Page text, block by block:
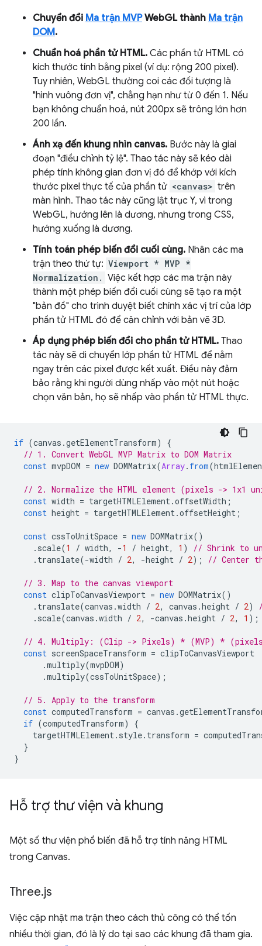
Chuyển đổi Ma trận MVPWebGL thành Ma trận
DOM.
Chuẩn hoá phần tử HTML. Các phần tử HTML có
kích thước tính bằng pixel (ví dụ: rộng 200 pixel).
Tuy nhiên, WebGL thường coi các đối tượng là
"hình vuông đơn vị", chẳng hạn như từ 0 đến 1. Nếu
bạn không chuẩn hoá, nút 200px sẽ trông lớn hơn
200 lần.
Ánh xạ đến khung nhìn canvas. Bước này là giai
đoạn "điều chỉnh tỷ lệ". Thao tác này sẽ kéo dài
phép tính không gian đơn vị đó để khớp với kích
thước pixel thực tế của phần tử <canvas> trên
màn hình. Thao tác này cũng lật trục Y, vì trong
WebGL, hướng lên là dương, nhưng trong CSS,
hướng xuống là dương.
Tính toán phép biến đổi cuối cùng. Nhân các ma
trận theo thứ tự: Viewport * MVP *
Normalization. Việc kết hợp các ma trận này
thành một phép biến đổi cuối cùng sẽ tạo ra một
"bản đồ" cho trình duyệt biết chính xác vị trí của lớp
phần tử HTML đó để căn chỉnh với bản vẽ 3D.
Áp dụng phép biến đổi cho phần tử HTML. Thao
tác này sẽ di chuyển lớp phần tử HTML để nằm
ngay trên các pixel được kết xuất. Điều này đảm
bảo rằng khi người dùng nhấp vào một nút hoặc
chọn văn bản, họ sẽ nhấp vào phần tử HTML thực.
if (canvas .getElementTransform)
{
// 1. Convert WebGL MVP Matrix to DOM Matrix
const mvpDOM = new DOMMatrix(Array. from(
// 2. Normalize the HTML element (pixels -> 1x1
const width = targetHTMLElement.offsetWidth ;
const height = targetHTMLElement.offsetHeight ;
const cssToUnitSpace = new DOMMatrix()
. scale(1 / width, -1 / height, 1 )
// Shrink to
. translate(-width / 2, -height / 2); // Center
// 3. Map to the canvas viewport
const clipToCanvasViewport = new DOMMatrix()
. translate(canvas .width / 2, canvas .height / 2)
. scale(canvas .width / 2, -canvas .height / 2, 1 );
// 4. Multiply: (Clip -> Pixels) * (MVP) *
const screenSpaceTransform = clipToCanvasViewport
.multiply(mvpDOM)
.multiply(cssToUnitSpace);
// 5. Apply to the transform
const computedTransform = canvas .
if (computedTransform)
{
targetHTMLElement. style. transform =
}
}
Hỗ trợ thư viện và khung
Một số thư viện phổ biến đã hỗ trợ tính năng HTML
trong Canvas.
Three.js
Việc cập nhật ma trận theo cách thủ công có thể tốn
nhiều thời gian, đó là lý do tại sao các khung đã tham gia.